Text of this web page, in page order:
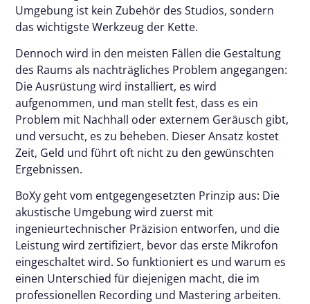
Umgebung ist kein Zubehör des Studios, sondern
das wichtigste Werkzeug der Kette.
Dennoch wird in den meisten Fällen die Gestaltung
des Raums als nachträgliches Problem angegangen:
Die Ausrüstung wird installiert, es wird
aufgenommen, und man stellt fest, dass es ein
Problem mit Nachhall oder externem Geräusch gibt,
und versucht, es zu beheben. Dieser Ansatz kostet
Zeit, Geld und führt oft nicht zu den gewünschten
Ergebnissen.
BoXy geht vom entgegengesetzten Prinzip aus: Die
akustische Umgebung wird zuerst mit
ingenieurtechnischer Präzision entworfen, und die
Leistung wird zertifiziert, bevor das erste Mikrofon
eingeschaltet wird. So funktioniert es und warum es
einen Unterschied für diejenigen macht, die im
professionellen Recording und Mastering arbeiten.